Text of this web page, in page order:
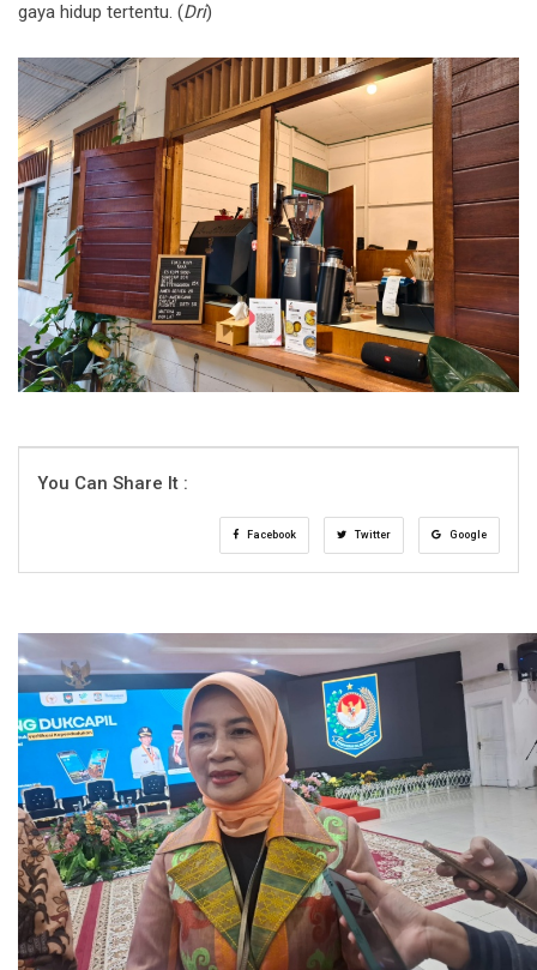
gaya hidup tertentu. (Dri)
You Can Share It :
Facebook Twitter Google